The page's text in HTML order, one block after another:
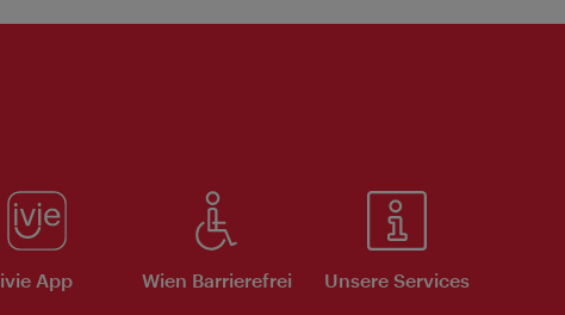
ivie App Wien Barrierefrei Unsere Services